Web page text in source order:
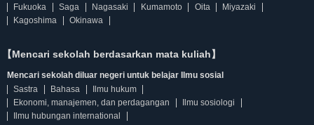
Fukuoka
Saga Nagasaki Kumamoto Oita
Miyazaki
Kagoshima
Okinawa
【Mencari sekolah berdasarkan mata kuliah】
Mencari sekolah diluar negeri untuk belajar Ilmu sosial
Sastra
Bahasa
Ilmu hukum
Ekonomi, manajemen, dan perdagangan
Ilmu sosiologi
Ilmu hubungan international